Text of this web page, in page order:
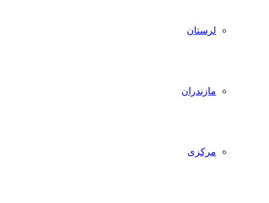
لرستان
مازندران
مرکزی